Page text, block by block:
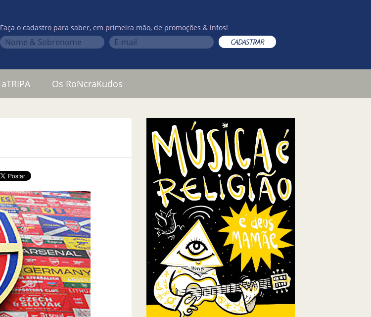
Faça o cadastro para saber, em primeira mão, de promoções & infos!
aTRIPA Os RoNcraKudos